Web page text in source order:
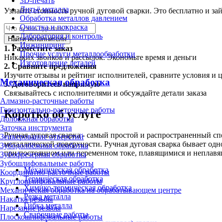
Литьё металла
Обработка металлов давлением
Очистка и покраска
Лаборатория и контроль
Инжиниринг
Прочие услуги металлообработки
Изготовление деталей
Механическая обработка
Алмазно-расточные работы
Горизонтально-расточные работы
Долбёжная обработка
Заточка инструмента
Зенкерование отверстий
Зубодолбёжная обработка
Зубофрезерная обработка
Зубошлифовальные работы
Координатно-расточные работы
Круглошлифовальные работы
Механическая обработка на обрабатывающем центре
Накатка резьбы
Нарезание резьбы
Плоскошлифовальные работы
Узнайте стоимость ручной дуговой сварки. Это бесплатно и
Найти исполнителя
1. Разместите заказ
Никаких звонков и рассылок. Экономьте время и деньги
2. Сравните предложения
Изучите отзывы и рейтинг исполнителей, сравните условия и
3.Договоритесь напрямую
Связывайтесь с исполнителями и обсуждайте детали заказа
Коротко об услуге
Ручная дуговая сварка - самый простой и распространенный
металлической поверхности. Ручная дуговая сварка бывает
при постоянном или переменном токе, плавящимися и
Механическая обработка
Термическая обработка
Химико-термическая обработка
Резка металла
Гибка металла
Сварочные работы